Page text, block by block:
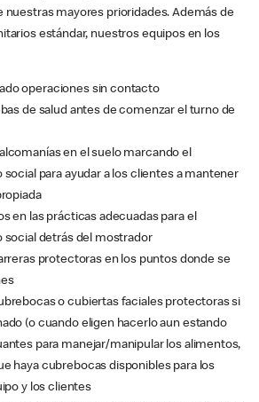
nuestras mayores prioridades. Además de
estándar, nuestros equipos en los
operaciones sin contacto
de salud antes de comenzar el turno de
en el suelo marcando el
para ayudar a los clientes a mantener
en las prácticas adecuadas para el
social detrás del mostrador
protectoras en los puntos donde se
o cubiertas faciales protectoras si
(o cuando eligen hacerlo aun estando
para manejar/manipular los alimentos,
haya cubrebocas disponibles para los
y los clientes